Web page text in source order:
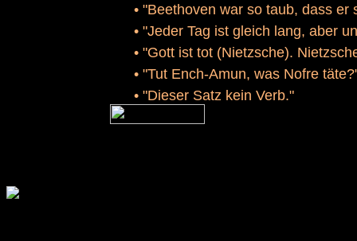
• "Beethoven war so taub, dass er
• "Jeder Tag ist gleich lang, aber
• "Gott ist tot (Nietzsche).
• "Tut Ench-Amun, was Nofre
• "Dieser Satz kein Verb."